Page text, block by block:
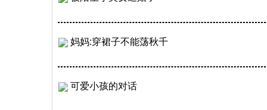
妈妈:穿裙子不能荡秋千
可爱小孩的对话